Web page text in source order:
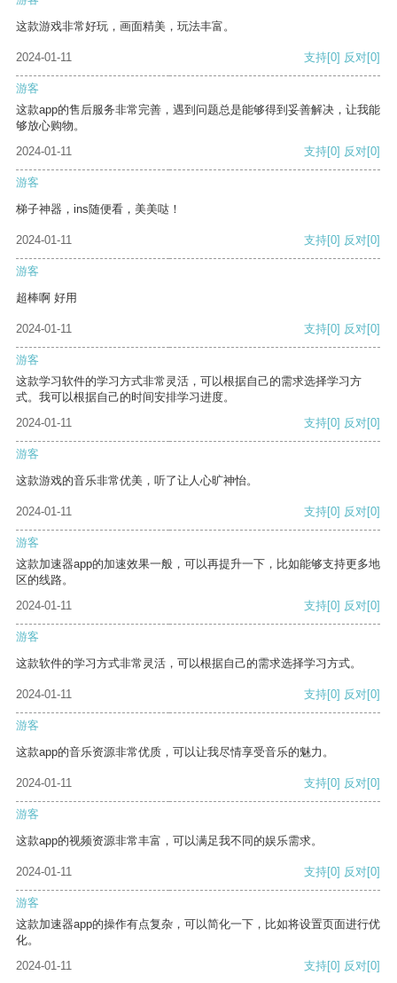
这款游戏非常好玩，画面精美，玩法丰富。
2024-01-11 支持[0] 反对[0]
游客
这款app的售后服务非常完善，遇到问题总是能够得到妥善解决，让我能
够放心购物。
2024-01-11
支持[0] 反对[0]
游客
梯子神器，ins随便看，美美哒！
2024-01-11 支持[0] 反对[0]
游客
超棒啊 好用
2024-01-11 支持[0] 反对[0]
游客
这款学习软件的学习方式非常灵活，可以根据自己的需求选择学习方
式。我可以根据自己的时间安排学习进度。
2024-01-11
支持[0] 反对[0]
游客
这款游戏的音乐非常优美，听了让人心旷神怡。
2024-01-11 支持[0] 反对[0]
游客
这款加速器app的加速效果一般，可以再提升一下，比如能够支持更多地
区的线路。
2024-01-11
支持[0] 反对[0]
游客
这款软件的学习方式非常灵活，可以根据自己的需求选择学习方式。
2024-01-11 支持[0] 反对[0]
游客
这款app的音乐资源非常优质，可以让我尽情享受音乐的魅力。
2024-01-11 支持[0] 反对[0]
游客
这款app的视频资源非常丰富，可以满足我不同的娱乐需求。
2024-01-11 支持[0] 反对[0]
游客
这款加速器app的操作有点复杂，可以简化一下，比如将设置页面进行优
化。
2024-01-11
支持[0] 反对[0]